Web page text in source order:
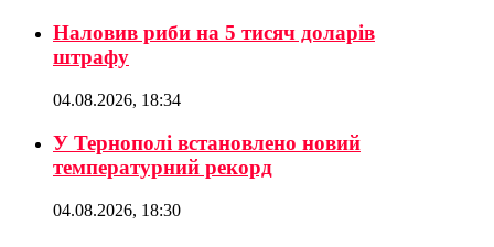
Наловив риби на 5 тисяч доларів
штрафу
04.08.2026, 18:34
У Тернополі встановлено новий
температурний рекорд
04.08.2026, 18:30